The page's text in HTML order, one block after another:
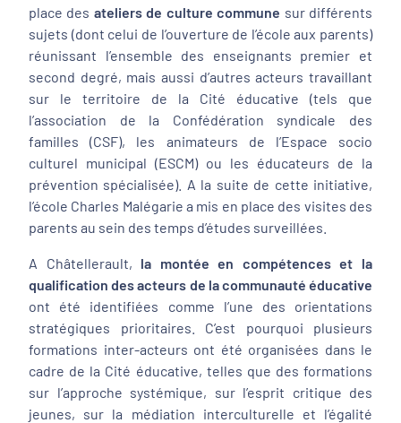
place des ateliers de culture commune sur différents
sujets (dont celui de l’ouverture de l’école aux parents)
réunissant l’ensemble des enseignants premier et
second degré, mais aussi d’autres acteurs travaillant
sur le territoire de la Cité éducative (tels que
l’association de la Confédération syndicale des
familles (CSF), les animateurs de l’Espace socio
culturel municipal (ESCM) ou les éducateurs de la
prévention spécialisée). A la suite de cette initiative,
l’école Charles Malégarie a mis en place des visites des
parents au sein des temps d’études surveillées.
A Châtellerault, la montée en compétences et la
qualification des acteurs de la communauté éducative
ont été identifiées comme l’une des orientations
stratégiques prioritaires. C’est pourquoi plusieurs
formations inter-acteurs ont été organisées dans le
cadre de la Cité éducative, telles que des formations
sur l’approche systémique, sur l’esprit critique des
jeunes, sur la médiation interculturelle et l’égalité